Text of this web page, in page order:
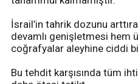
İsrail’in tahrik dozunu
devamlı genişletmesi hem
coğrafyalar aleyhine ciddi
Bu tehdit karşısında tüm